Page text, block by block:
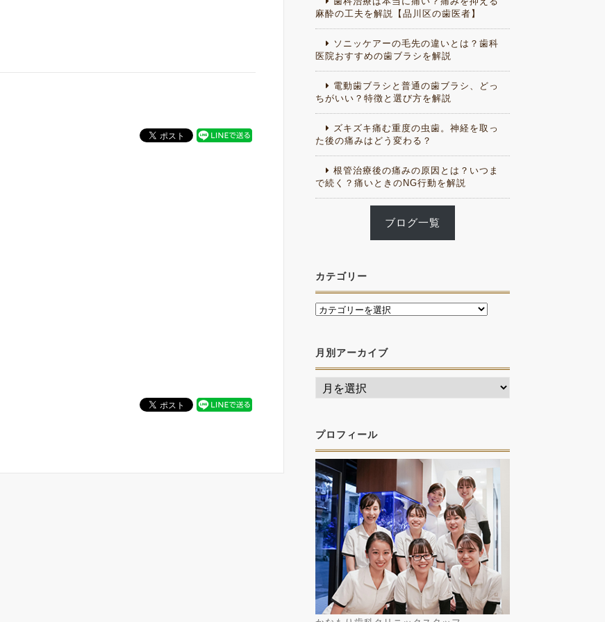
麻酔の工夫を解説【品川区の歯医者】
ソニッケアーの毛先の違いとは？歯科
医院おすすめの歯ブラシを解説
電動歯ブラシと普通の歯ブラシ、どっ
ちがいい？特徴と選び方を解説
ズキズキ痛む重度の虫歯。神経を取っ
た後の痛みはどう変わる？
根管治療後の痛みの原因とは？いつま
で続く？痛いときのNG行動を解説
ブログ一覧
カテゴリー
月別アーカイブ
プロフィール